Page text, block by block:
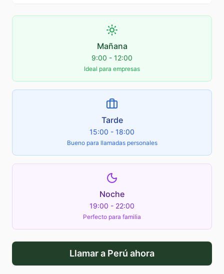
Mañana
9:00 - 12:00
Ideal para empresas
Tarde
15:00 - 18:00
Bueno para llamadas personales
Noche
19:00 - 22:00
Perfecto para familia
Llamar a Perú ahora